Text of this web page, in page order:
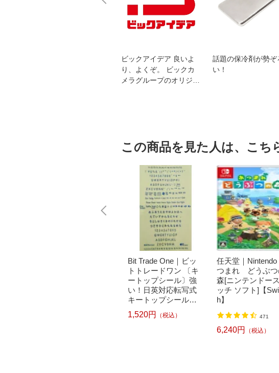
ビックアイデア 良いよ
り、よくぞ。 ビックカ
メラグループのオリジナ
話題の保冷剤が勢ぞ
い！
この商品を見た人は、こち
Bit Trade One｜ビッ
トトレードワン 〔キ
ートップシール〕強
い！日英対応転写式
キートップシールセ
ット ブルー DYKTSB
L
1,520円 （税込）
任天堂｜Nintendo
つまれ どうぶつ
森[ニンテンドー
ッチ ソフト]【
h】
471
6,240円 （税込）